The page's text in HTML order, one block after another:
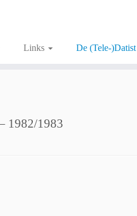
Links De (Tele-)Datist
1982/1983